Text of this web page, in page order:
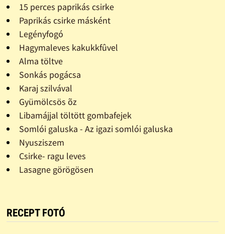
15 perces paprikás csirke
Paprikás csirke másként
Legényfogó
Hagymaleves kakukkfûvel
Alma töltve
Sonkás pogácsa
Karaj szilvával
Gyümölcsös õz
Libamájjal töltött gombafejek
Somlói galuska - Az igazi somlói galuska
Nyusziszem
Csirke- ragu leves
Lasagne görögösen
RECEPT FOTÓ